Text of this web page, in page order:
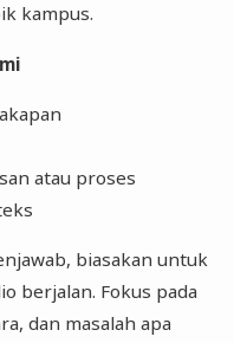
kampus.
atau proses
biasakan untuk
berjalan. Fokus pada
dan masalah apa